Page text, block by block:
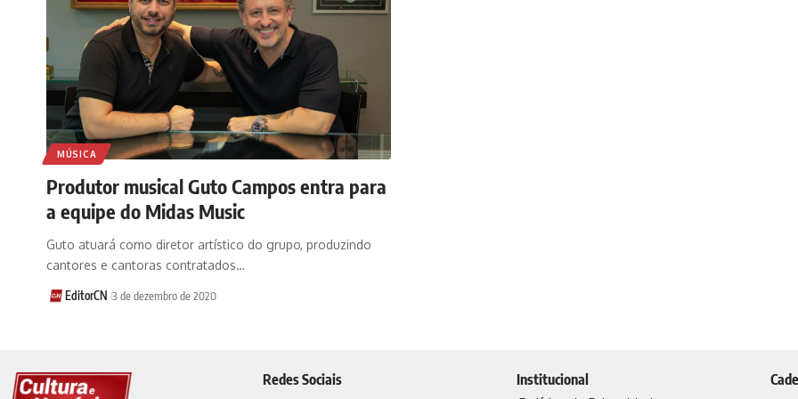
MÚSICA
Produtor musical Guto Campos entra para
a equipe do Midas Music
Guto atuará como diretor artístico do grupo, produzindo
cantores e cantoras contratados…
EditorCN 3 de dezembro de 2020
Redes Sociais
Institucional